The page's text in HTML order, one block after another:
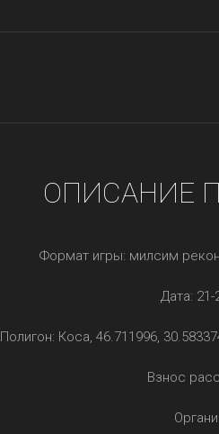
ОПИСАНИЕ
Формат игры: милсим
Дата: 21-
Полигон: Коса, 46.711996,
Взнос